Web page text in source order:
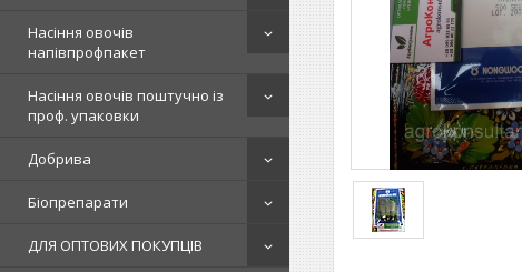
Насіння овочів
напівпрофпакет
Насіння овочів поштучно із
проф. упаковки
Добрива
Біопрепарати
ДЛЯ ОПТОВИХ ПОКУПЦІВ